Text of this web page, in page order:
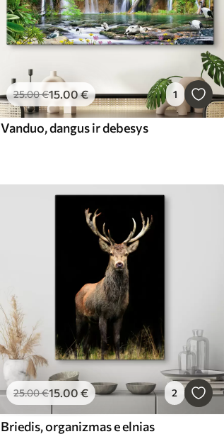
25.00€15.00€ 1
Vanduo, dangus ir debesys
25.00€15 .00 € 2
Briedis, organizmas e elnias